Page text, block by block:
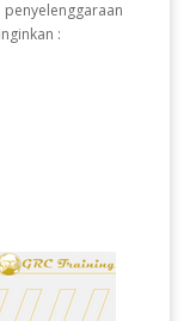
: